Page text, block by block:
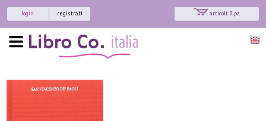
articoli: 0 pz.
registrati
login